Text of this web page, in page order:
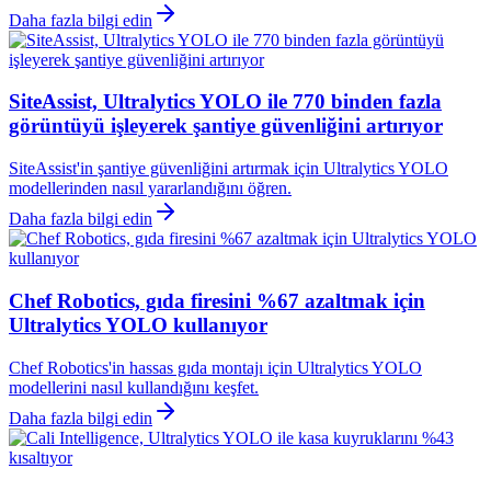
Daha fazla bilgi edin
SiteAssist, Ultralytics YOLO ile 770 binden fazla
görüntüyü işleyerek şantiye güvenliğini artırıyor
SiteAssist'in şantiye güvenliğini artırmak için Ultralytics YOLO
modellerinden nasıl yararlandığını öğren.
Daha fazla bilgi edin
Chef Robotics, gıda firesini %67 azaltmak için
Ultralytics YOLO kullanıyor
Chef Robotics'in hassas gıda montajı için Ultralytics YOLO
modellerini nasıl kullandığını keşfet.
Daha fazla bilgi edin